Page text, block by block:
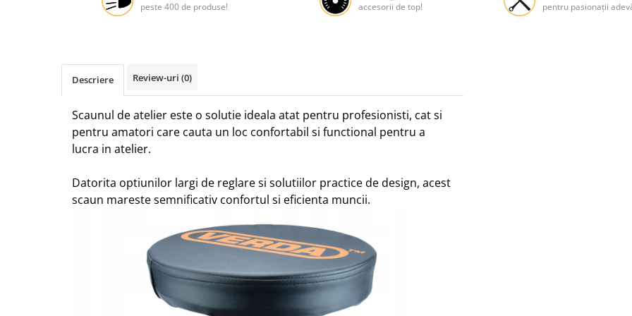
Slefuitoare
Tunuri de caldura si aeroteme
peste 400 de produse! accesorii de top! pentru pasionații
Descriere Review-uri (0)
Scaunul de atelier este o solutie ideala atat pentru profesionisti, cat si
pentru amatori care cauta un loc confortabil si functional pentru a
lucra in atelier.
Datorita optiunilor largi de reglare si solutiilor practice de design, acest
scaun mareste semnificativ confortul si eficienta muncii.